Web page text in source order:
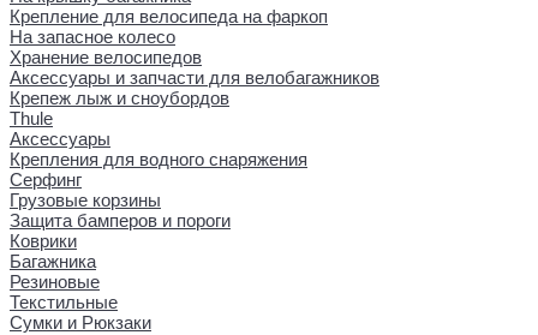
Крепление для велосипеда на фаркоп
На запасное колесо
Хранение велосипедов
Аксессуары и запчасти для велобагажников
Крепеж лыж и сноубордов
Thule
Аксессуары
Крепления для водного снаряжения
Серфинг
Грузовые корзины
Защита бамперов и пороги
Коврики
Багажника
Резиновые
Текстильные
Сумки и Рюкзаки